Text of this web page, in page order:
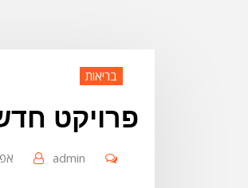
בריאות
פרויקט
אפר admin